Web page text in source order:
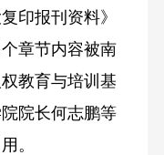
印报刊资料》
章节内容被南
教育与培训基
院长何志鹏等
。